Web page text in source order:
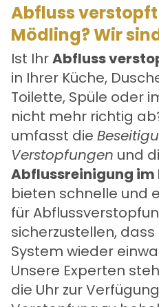
Abfluss verstopft
Mödling? Wir
Ist IhrAbfluss
in Ihrer Küche,
Toilette, Spüle oder
nicht mehr richtig
umfasst die
Verstopfungen und
Abflussreinigung im
bieten schnelle und
für
sicherzustellen,
System wieder
Unsere Experten
die Uhr zur